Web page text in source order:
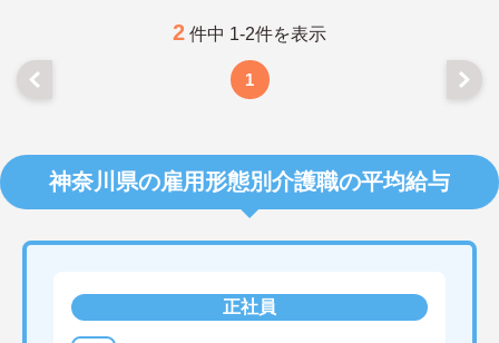
2 件中 1-2件を表示
1
神奈川県の雇用形態別介護職の平均給与
正社員